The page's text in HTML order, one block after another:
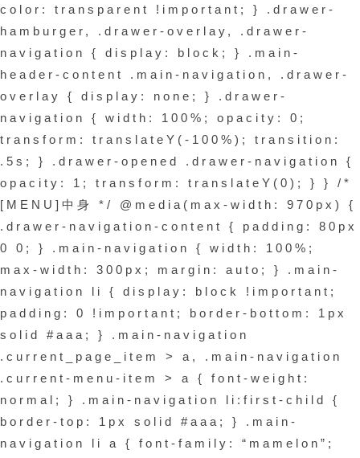
保
管
庫]
ヘ
ッ
ダ
ー
メ
ニ
ュ
ー
CSS（過
去
版）
2021.06.11
by
color: transparent !important; } .drawer-
hamburger, .drawer-overlay, .drawer-
navigation { display: block; } .main-
header-content .main-navigation, .drawer-
overlay { display: none; } .drawer-
navigation { width: 100%; opacity: 0;
transform: translateY(-100%); transition:
.5s; } .drawer-opened .drawer-navigation {
opacity: 1; transform: translateY(0); } } /*
[MENU]中身 */ @media(max-width: 970px) {
.drawer-navigation-content { padding: 80px
0 0; } .main-navigation { width: 100%;
max-width: 300px; margin: auto; } .main-
navigation li { display: block !important;
padding: 0 !important; border-bottom: 1px
solid #aaa; } .main-navigation
.current_page_item > a, .main-navigation
.current-menu-item > a { font-weight:
normal; } .main-navigation li:first-child {
border-top: 1px solid #aaa; } .main-
navigation li a { font-family: “mamelon”;